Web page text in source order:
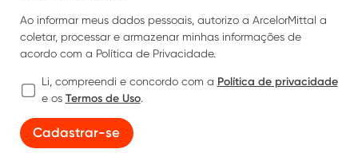
Ao informar meus dados pessoais, autorizo a ArcelorMittal a
coletar, processar e armazenar minhas informações de
acordo com a Política de Privacidade.
Li, compreendi e concordo com a Política de privacidade
e os Termos de Uso.
Cadastrar-se